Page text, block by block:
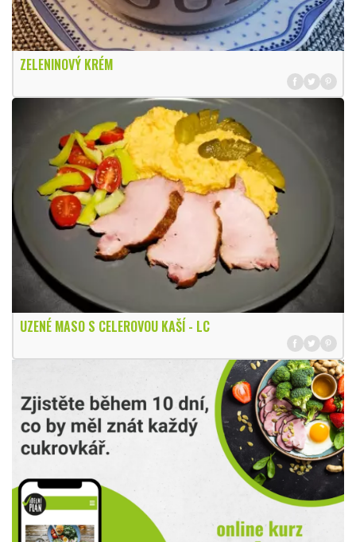
ZELENINOVÝ KRÉM
UZENÉ MASO S CELEROVOU KAŠÍ - LC